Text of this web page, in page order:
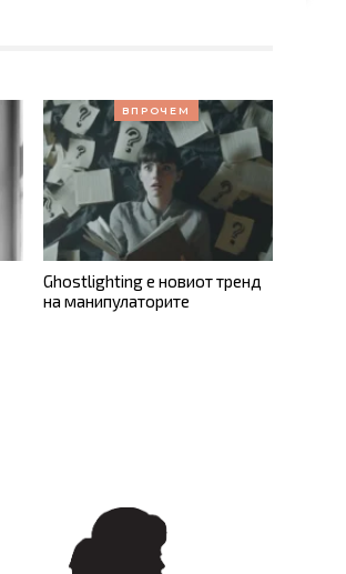
ВПРОЧЕМ
Ghostlighting е новиот тренд
на манипулаторите